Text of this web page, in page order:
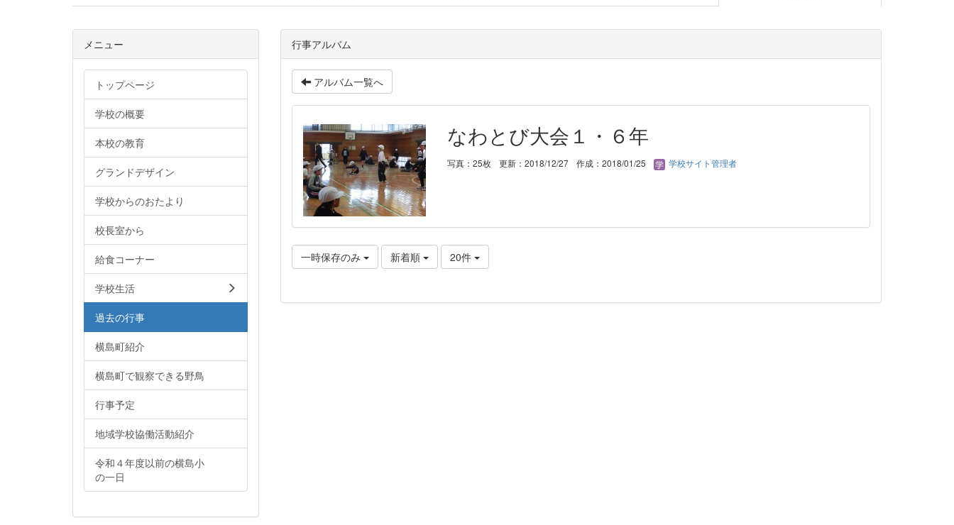
行事アルバム
アルバム一覧へ
なわとび大会１・６年
写真：25枚 更新：2018/12/27 作成：2018/01/25 学校サイト管理者
一時保存のみ 新着順 20件
メニュー
トップページ
学校の概要
本校の教育
グランドデザイン
学校からのおたより
校長室から
給食コーナー
学校生活
過去の行事
横島町紹介
横島町で観察できる野鳥
行事予定
地域学校協働活動紹介
令和４年度以前の横島小
の一日